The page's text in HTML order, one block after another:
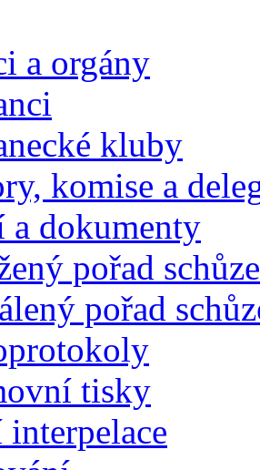
a orgány
kluby
komise a
a dokumenty
pořad schůze
pořad
tisky
interpelace